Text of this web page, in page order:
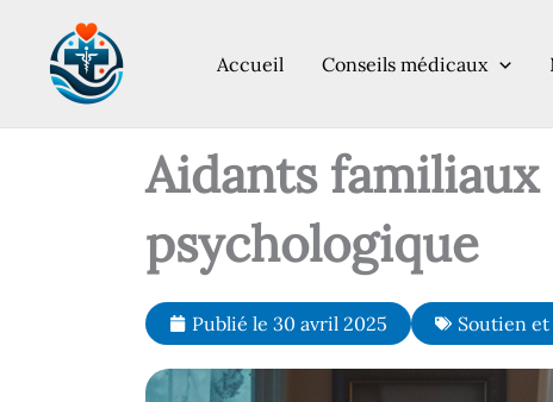
contenu
Accueil Conseils médicaux
Aidants
psychologique
Publié le 30 avril 2025 Soutien